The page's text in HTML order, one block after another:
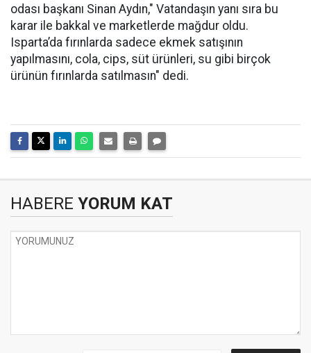
odası başkanı Sinan Aydın," Vatandaşın yanı sıra bu
karar ile bakkal ve marketlerde mağdur oldu.
Isparta’da fırınlarda sadece ekmek satışının
yapılmasını, cola, cips, süt ürünleri, su gibi birçok
ürünün fırınlarda satılmasın" dedi.
HABERE YORUM KAT